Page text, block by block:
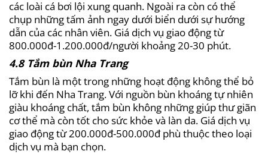
các loài cá bơi lội xung quanh. Ngoài ra còn có thể
chụp những tấm ảnh ngay dưới biển dưới sự hướng
dẫn của các nhân viên. Giá dịch vụ giao động từ
800.000đ-1.200.000đ/người khoảng 20-30 phút.
4.8 Tắm bùn Nha Trang
Tắm bùn là một trong những hoạt động không thể bỏ
lỡ khi đến Nha Trang. Với nguồn bùn khoáng tự nhiên
giàu khoáng chất, tắm bùn không những giúp thư giãn
cơ thể mà còn tốt cho sức khỏe và làn da. Giá dịch vụ
giao động từ 200.000đ-500.000đ phù thuộc theo loại
dịch vụ mà bạn chọn.